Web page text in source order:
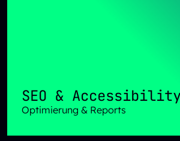
SEO & Accessibility
Optimierung & Reports